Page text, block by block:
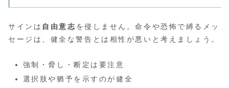
サインは 自由意志 を侵しません。命令や恐怖で縛るメッ
セージは、健全な警告とは相性が悪いと考えましょう。
強制・脅し・断定は要注意
選択肢や猶予を示すのが健全